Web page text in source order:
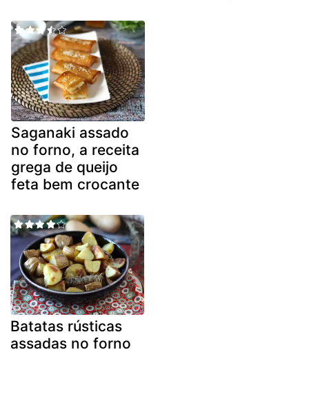
Saganaki assado
no forno, a receita
grega de queijo
feta bem crocante
Batatas rústicas
assadas no forno